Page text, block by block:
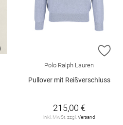
ZUR WUNSCHLISTE HINZUFÜGEN
Polo Ralph Lauren
Pullover mit Reißverschluss
215,00 €
inkl. MwSt. zzgl. Versand